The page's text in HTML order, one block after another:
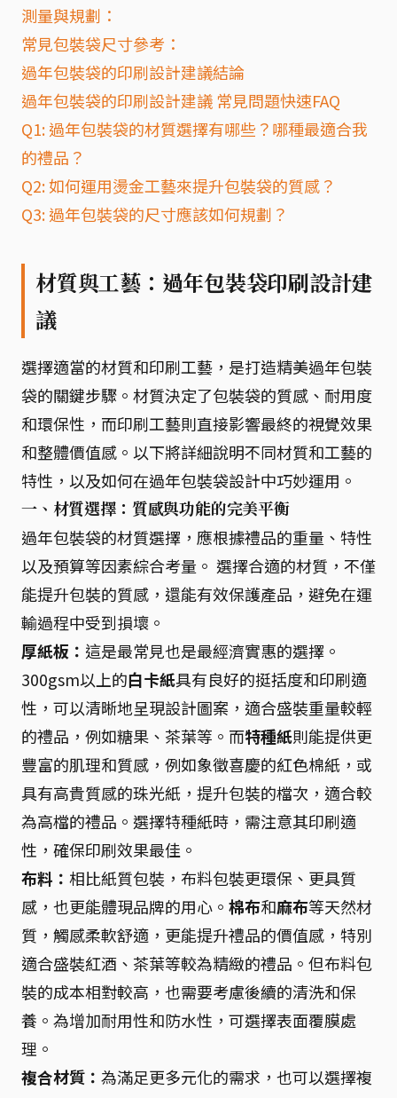
測量與規劃：
常見包裝袋尺寸參考：
過年包裝袋的印刷設計建議結論
過年包裝袋的印刷設計建議 常見問題快速FAQ
Q1: 過年包裝袋的材質選擇有哪些？哪種最適合我
的禮品？
Q2: 如何運用燙金工藝來提升包裝袋的質感？
Q3: 過年包裝袋的尺寸應該如何規劃？
材質與工藝：過年包裝袋印刷設計建
議
選擇適當的材質和印刷工藝，是打造精美過年包裝
袋的關鍵步驟。材質決定了包裝袋的質感、耐用度
和環保性，而印刷工藝則直接影響最終的視覺效果
和整體價值感。以下將詳細說明不同材質和工藝的
特性，以及如何在過年包裝袋設計中巧妙運用。
一、材質選擇：質感與功能的完美平衡
過年包裝袋的材質選擇，應根據禮品的重量、特性
以及預算等因素綜合考量。 選擇合適的材質，不僅
能提升包裝的質感，還能有效保護產品，避免在運
輸過程中受到損壞。
厚紙板： 這是最常見也是最經濟實惠的選擇。
300gsm以上的白卡紙具有良好的挺括度和印刷適
性，可以清晰地呈現設計圖案，適合盛裝重量較輕
的禮品，例如糖果、茶葉等。而特種紙則能提供更
豐富的肌理和質感，例如象徵喜慶的紅色棉紙，或
具有高貴質感的珠光紙，提升包裝的檔次，適合較
為高檔的禮品。選擇特種紙時，需注意其印刷適
性，確保印刷效果最佳。
布料： 相比紙質包裝，布料包裝更環保、更具質
感，也更能體現品牌的用心。 棉布和麻布等天然材
質，觸感柔軟舒適，更能提升禮品的價值感，特別
適合盛裝紅酒、茶葉等較為精緻的禮品。但布料包
裝的成本相對較高，也需要考慮後續的清洗和保
養。為增加耐用性和防水性，可選擇表面覆膜處
理。
複合材質： 為滿足更多元化的需求，也可以選擇複